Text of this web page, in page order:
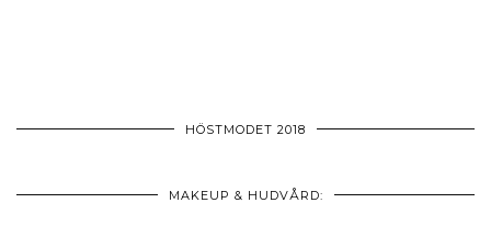
HÖSTMODET 2018
MAKEUP & HUDVÅRD: